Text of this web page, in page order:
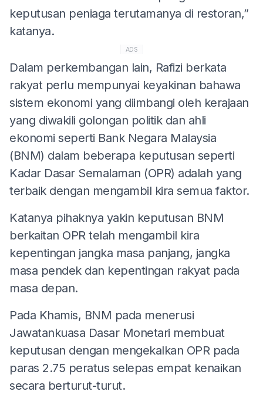
keputusan peniaga terutamanya di restoran,”
katanya.
ADS
Dalam perkembangan lain, Rafizi berkata
rakyat perlu mempunyai keyakinan bahawa
sistem ekonomi yang diimbangi oleh kerajaan
yang diwakili golongan politik dan ahli
ekonomi seperti Bank Negara Malaysia
(BNM) dalam beberapa keputusan seperti
Kadar Dasar Semalaman (OPR) adalah yang
terbaik dengan mengambil kira semua faktor.
Katanya pihaknya yakin keputusan BNM
berkaitan OPR telah mengambil kira
kepentingan jangka masa panjang, jangka
masa pendek dan kepentingan rakyat pada
masa depan.
Pada Khamis, BNM pada menerusi
Jawatankuasa Dasar Monetari membuat
keputusan dengan mengekalkan OPR pada
paras 2.75 peratus selepas empat kenaikan
secara berturut-turut.